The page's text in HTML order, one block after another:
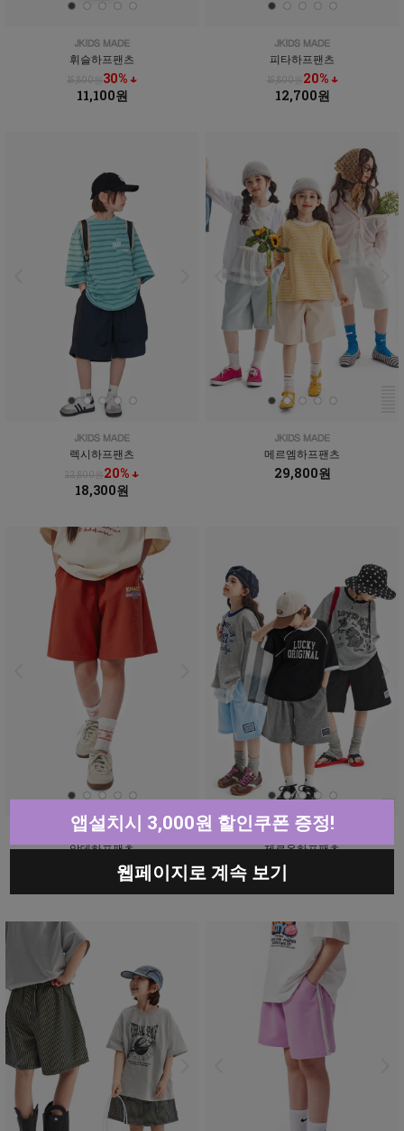
휘슬하프팬츠
15,800원30% ↓
11,100원
피타하프팬츠
15,800원20% ↓
12,700원
렉시하프팬츠
22,800원20% ↓
18,300원
메르엠하프팬츠
29,800원
알데하프팬츠
20% ↓
15,100원
제르온하프팬츠
18,900원
앱설치시 3,000원 할인쿠폰 증정!
웹페이지로 계속 보기